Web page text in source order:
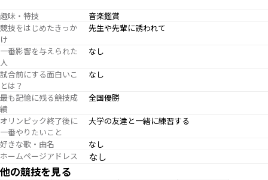
趣味・特技
音楽鑑賞
競技をはじめたきっか
け
先生や先輩に誘われて
一番影響を与えられた
人
なし
試合前にする面白いこ
とは？
なし
最も記憶に残る競技成
績
全国優勝
オリンピック終了後に
一番やりたいこと
大学の友達と一緒に練習する
好きな歌・曲名
なし
ホームページアドレス
なし
他の競技を見る